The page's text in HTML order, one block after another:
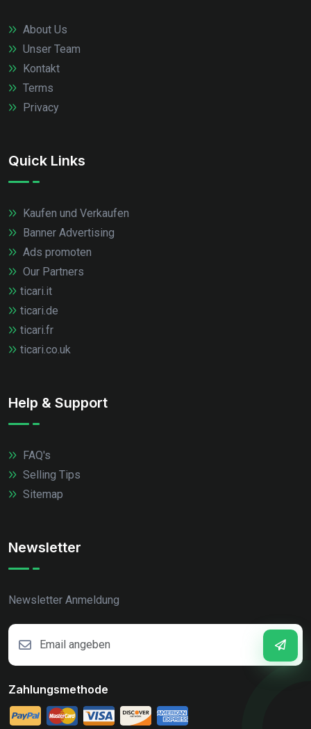
About Us
Unser Team
Kontakt
Terms
Privacy
Quick Links
Kaufen und Verkaufen
Banner Advertising
Ads promoten
Our Partners
ticari.it
ticari.de
ticari.fr
ticari.co.uk
Help & Support
FAQ's
Selling Tips
Sitemap
Newsletter
Newsletter Anmeldung
Zahlungsmethode